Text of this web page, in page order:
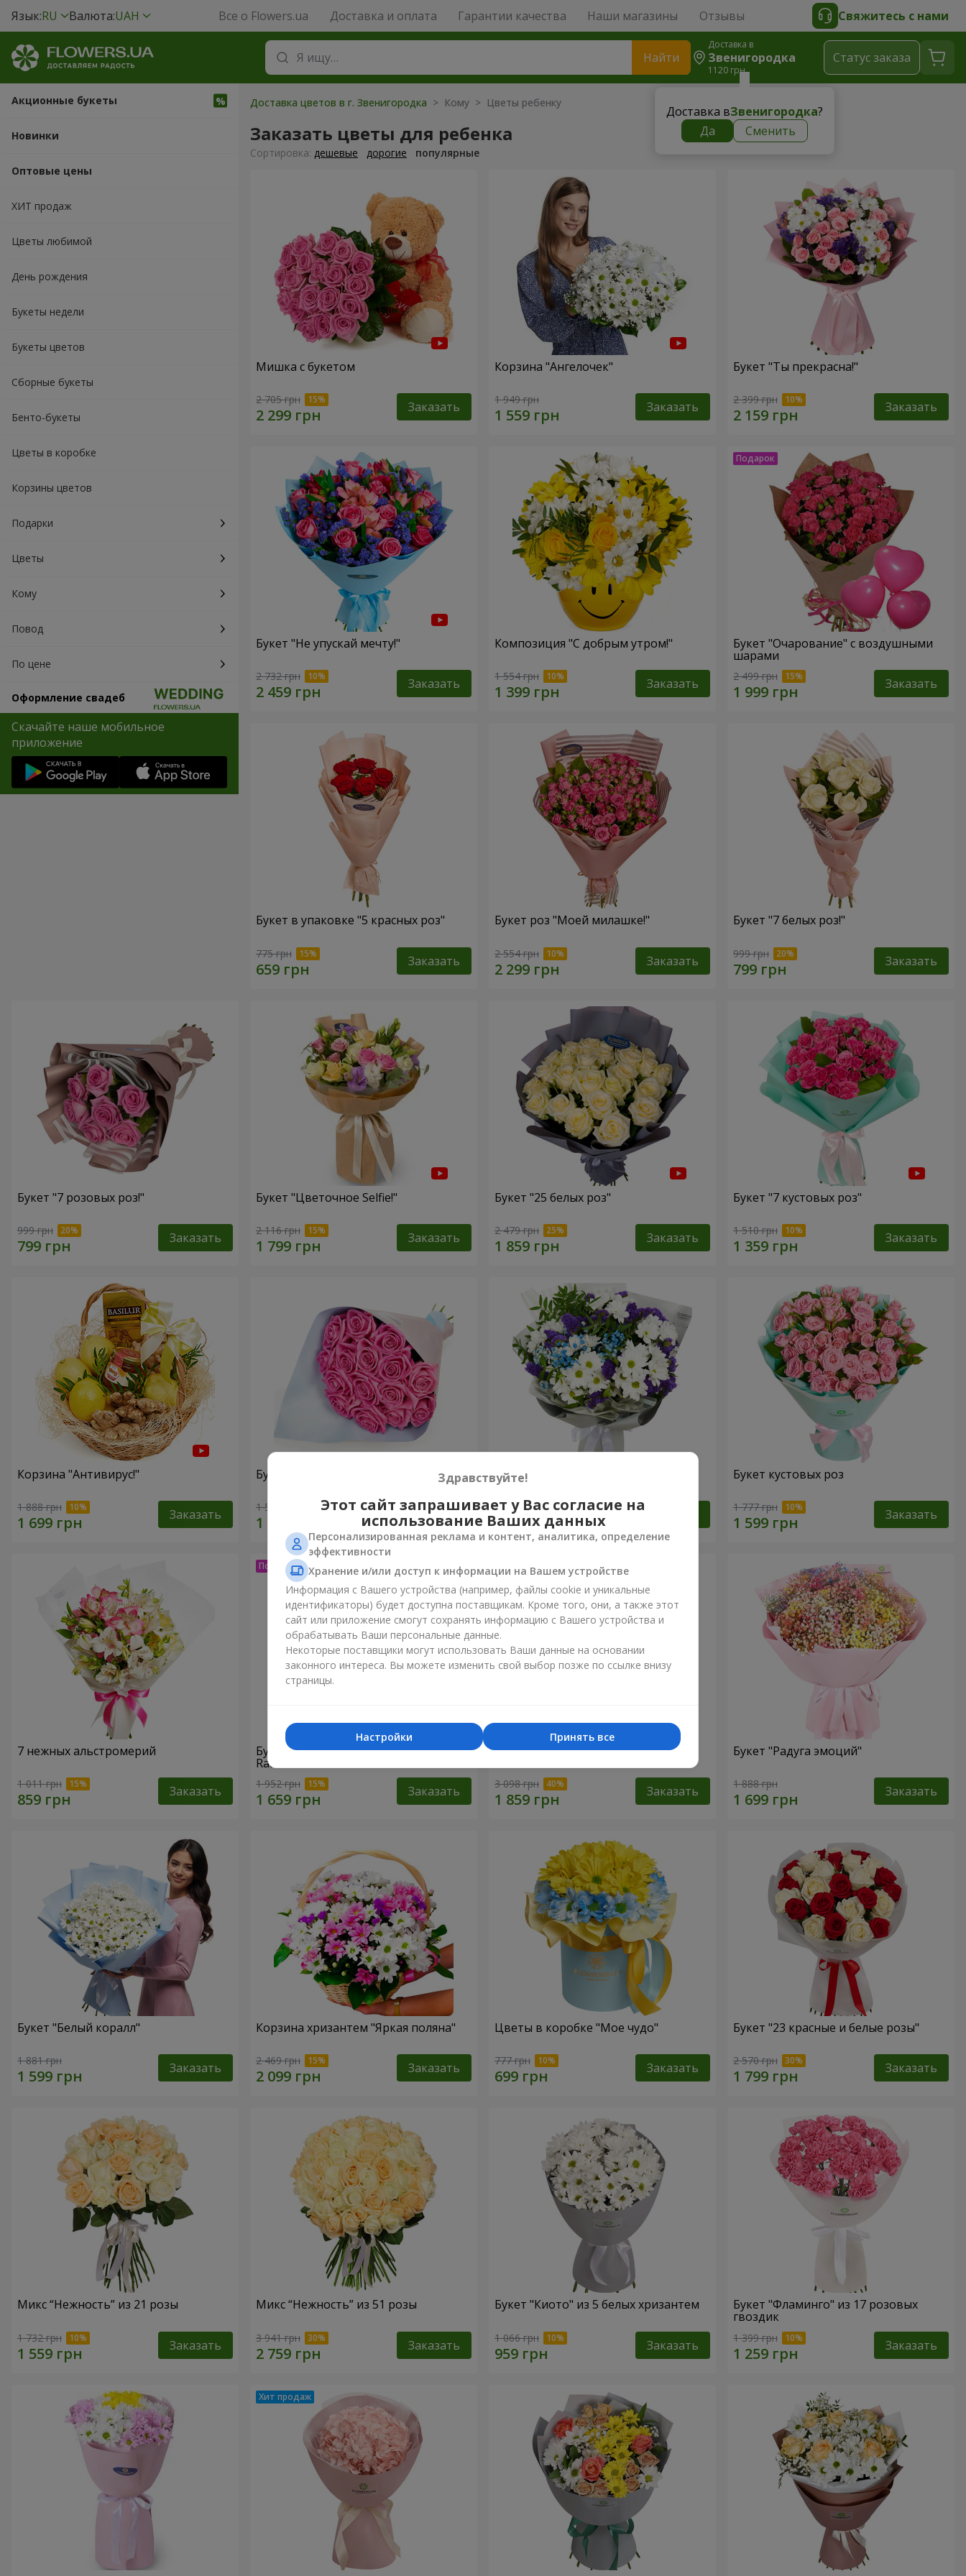
Язык:RU Валюта:UAH Все о Flowers.ua Доставка и оплата Гарантии качества Наши магазины Отзывы Свяжитесь с нами
Найти
Доставка в
Звенигородка
1120 грн
Доставка вЗвенигородка?
Да
Сменить
Cтатус заказа
Акционные букеты
Новинки
Оптовые цены
ХИТ продаж
Цветы любимой
День рождения
Букеты недели
Букеты цветов
Сборные букеты
Бенто-букеты
Цветы в коробке
Корзины цветов
Подарки
Цветы
Кому
Повод
По цене
Оформление свадеб
Скачайте наше мобильное
приложение
Доставка цветов в г. Звенигородка > Кому > Цветы ребенку
Заказать цветы для ребенка
Cортировка: дешевые дорогие популярные
Мишка с букетом
2 705 грн Заказать
Корзина "Ангелочек"
1 949 грн Заказать
Букет "Ты прекрасна!"
2 399 грн Заказать
Букет "Не упускай мечту!"
2 732 грн Заказать
Композиция "С добрым утром!"
1 554 грн Заказать
Букет "Очарование" с воздушными
шарами
2 499 грн Заказать
Букет в упаковке "5 красных роз"
775 грн Заказать
Букет роз "Моей милашке!"
2 554 грн Заказать
Букет "7 белых роз!"
999 грн Заказать
Букет "7 розовых роз!"
999 грн Заказать
Букет "Цветочное Selfie!"
2 116 грн Заказать
Букет "25 белых роз"
2 479 грн Заказать
Букет "7 кустовых роз"
1 510 грн Заказать
Корзина "Антивирус!"
1 888 грн Заказать
Букет "15 розовых роз"
1 528 грн Заказать
Яркий букет на День рождения
1 554 грн
Букет кустовых роз
1 777 грн Заказать
7 нежных альстромерий
1 011 грн Заказать
Букет "Прикосновение любви" +
Raffaello
1 952 грн Заказать
9 веток фиолетовой эустомы
3 098 грн Заказать
Букет "Радуга эмоций"
1 888 грн Заказать
Букет "Белый коралл"
1 881 грн Заказать
Корзина хризантем "Яркая поляна"
2 469 грн Заказать
Цветы в коробке "Мое чудо"
777 грн Заказать
Букет "23 красные и белые розы"
2 570 грн Заказать
Микс “Нежность” из 21 розы
1 732 грн Заказать
Микс “Нежность” из 51 розы
3 941 грн Заказать
Букет "Киото" из 5 белых хризантем
1 066 грн Заказать
Букет "Фламинго" из 17 розовых
гвоздик
1 399 грн Заказать
Здравствуйте!
Этот сайт запрашивает у Вас согласие на
использование Ваших данных
Персонализированная реклама и контент, аналитика, определение
эффективности
Хранение и/или доступ к информации на Вашем устройстве
Информация с Вашего устройства (например, файлы cookie и уникальные
идентификаторы) будет доступна поставщикам. Кроме того, они, а также этот
сайт или приложение смогут сохранять информацию с Вашего устройства и
обрабатывать Ваши персональные данные.
Некоторые поставщики могут использовать Ваши данные на основании
законного интереса. Вы можете изменить свой выбор позже по ссылке внизу
страницы.
Принять все
Настройки